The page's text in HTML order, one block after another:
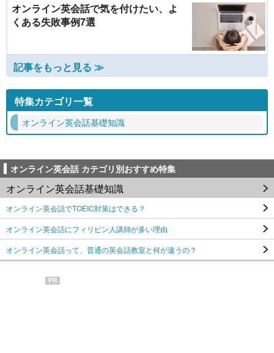
オンライン英会話で気を付けたい、よ
くある失敗事例7選
記事をもっと見る ≫
特集カテゴリ一覧
オンライン英会話基礎知識
オンライン英会話 カテゴリ別おすすめ特集
オンライン英会話基礎知識
オンライン英会話でTOEIC対策はできる？
オンライン英会話にフィリピン人講師が多い理由
オンライン英会話って、普通の英会話教室と何が違うの？
PR